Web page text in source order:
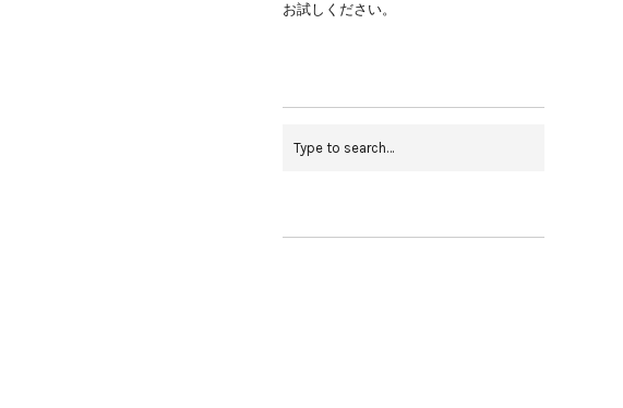
お試しください。